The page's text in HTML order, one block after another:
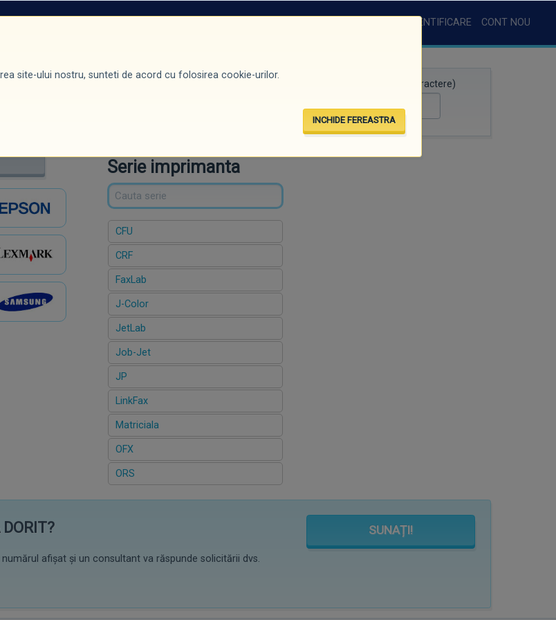
AUTENTIFICARE CONT NOU
Căutare rapidă (minim 3 caractere)
Serie imprimanta
CFU
CRF
FaxLab
J-Color
JetLab
Job-Jet
JP
LinkFax
Matriciala
OFX
ORS
afișat și un consultant va răspunde solicitării dvs.
SUNAȚI!
site-ului nostru, sunteti de acord cu folosirea cookie-urilor.
INCHIDE FEREASTRA